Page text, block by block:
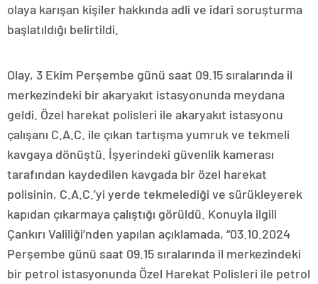
olaya karışan kişiler hakkında adli ve idari soruşturma
başlatıldığı belirtildi.
Olay, 3 Ekim Perşembe günü saat 09.15 sıralarında il
merkezindeki bir akaryakıt istasyonunda meydana
geldi. Özel harekat polisleri ile akaryakıt istasyonu
çalışanı C.A.C. ile çıkan tartışma yumruk ve tekmeli
kavgaya dönüştü. İşyerindeki güvenlik kamerası
tarafından kaydedilen kavgada bir özel harekat
polisinin, C.A.C.’yi yerde tekmelediği ve sürükleyerek
kapıdan çıkarmaya çalıştığı görüldü. Konuyla ilgili
Çankırı Valiliği’nden yapılan açıklamada, “03.10.2024
Perşembe günü saat 09.15 sıralarında il merkezindeki
bir petrol istasyonunda Özel Harekat Polisleri ile petrol